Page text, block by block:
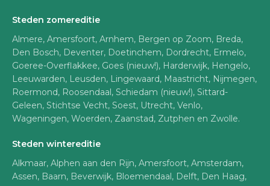
Steden zomereditie
Almere, Amersfoort, Arnhem, Bergen op Zoom, Breda,
Den Bosch, Deventer, Doetinchem, Dordrecht, Ermelo,
Goeree-Overflakkee, Goes (nieuw!), Harderwijk, Hengelo,
Leeuwarden, Leusden, Lingewaard, Maastricht, Nijmegen,
Roermond, Roosendaal, Schiedam (nieuw!), Sittard-
Geleen, Stichtse Vecht, Soest, Utrecht, Venlo,
Wageningen, Woerden, Zaanstad, Zutphen en Zwolle.
Steden wintereditie
Alkmaar, Alphen aan den Rijn, Amersfoort, Amsterdam,
Assen, Baarn, Beverwijk, Bloemendaal, Delft, Den Haag,